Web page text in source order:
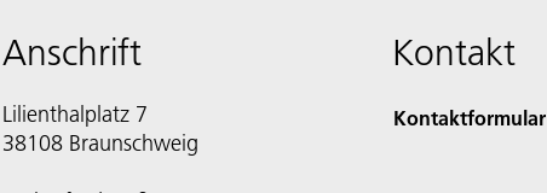
Anschrift
Lilienthalplatz 7
38108 Braunschweig
Kontakt
Kontaktformular